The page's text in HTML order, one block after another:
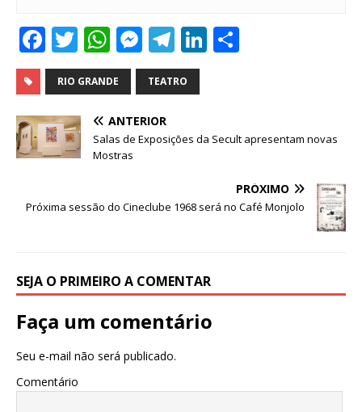
F
a
c
e
b
o
o
k
T
w
it
te
r
W
h
at
s
A
p
p
M
e
ss
e
n
e
r
T
el
e
ra
Li
dI
RIO GRANDE TEATRO
ANTERIOR
Salas de Exposições da Secult apresentam novas
Mostras
PRÓXIMO
Próxima sessão do Cineclube 1968 será no Café Monjolo
SEJA O PRIMEIRO A COMENTAR
Faça um comentário
Seu e-mail não será publicado.
Comentário